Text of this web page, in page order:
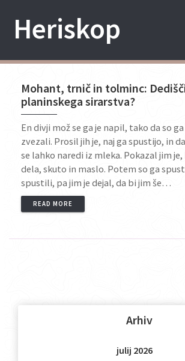
Heriskop
Mohant, trnič in tolminc:
planinskega sirarstva?
En divji mož se ga je napil, tako da so
zvezali. Prosil jih je, naj ga spustijo, in
se lahko naredi iz mleka. Pokazal jim je,
dela, skuto in maslo. Potem so ga
spustili, pa jim je dejal, da bi jim še…
READ MORE
Arhiv
julij 2026